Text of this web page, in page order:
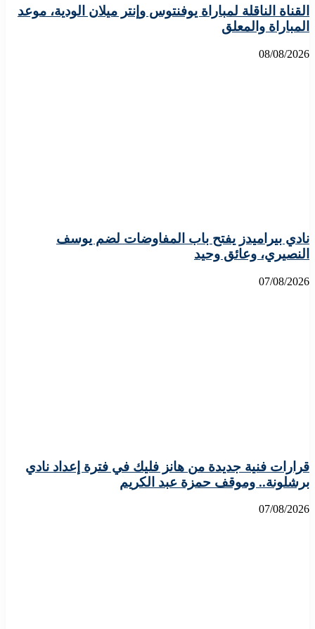
القناة الناقلة لمباراة يوفنتوس وإنتر ميلان الودية، موعد
المباراة والمعلق
08/08/2026
نادي بيراميدز يفتح باب المفاوضات لضم يوسف
النصيري، وعائق وحيد
07/08/2026
قرارات فنية جديدة من هانز فليك في فترة إعداد نادي
برشلونة.. وموقف حمزة عبد الكريم
07/08/2026